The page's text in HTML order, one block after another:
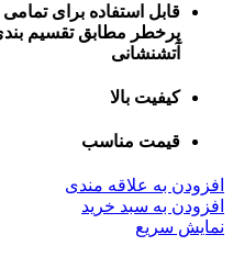
قابل استفاده برای
پرخطر مطابق تقسیم
آتشنشانی
کیفیت بالا
قیمت مناسب
افزودن به علاقه مندی
افزودن به سبد خرید
نمایش سریع